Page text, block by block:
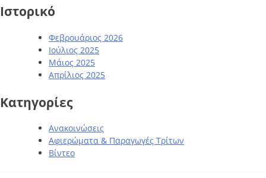
Ιστορικό
Φεβρουάριος 2026
Ιούλιος 2025
Μάιος 2025
Απρίλιος 2025
Kατηγορίες
Ανακοινώσεις
Αφιερώματα & Παραγωγές Τρίτων
Βίντεο